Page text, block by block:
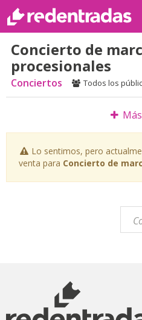
Concierto de
procesionales
Conciertos Todos los
Lo sentimos, pero
venta para Concierto de